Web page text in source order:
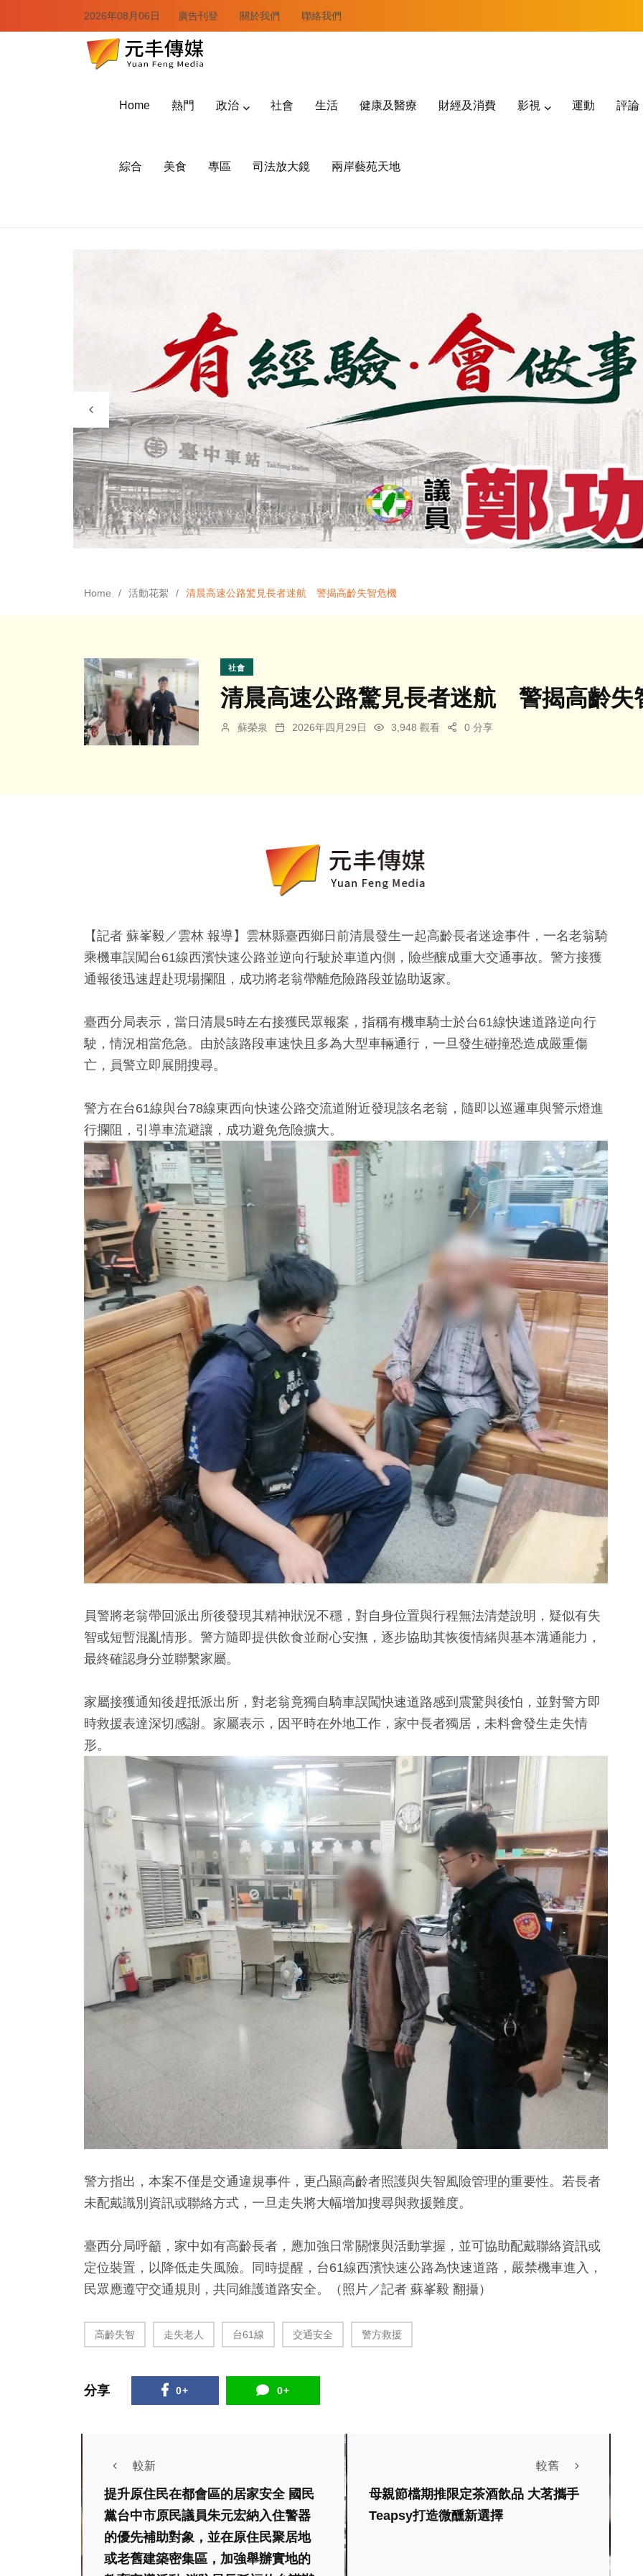
2026年08月06日 廣告刊登 關於我們 聯絡我們
Home 熱門 政治 社會 生活 健康及醫療 財經及消費 影視 運動 評論
綜合 美食 專區 司法放大鏡 兩岸藝苑天地
Home 活動花絮 清晨高速公路驚見長者迷航 警揭高齡失智危機
社會
清晨高速公路驚見長者迷航 警揭高齡失
蘇榮泉 2026年四月29日 3,948 觀看 0 分享
【記者 蘇峯毅／雲林 報導】雲林縣臺西鄉日前清晨發生一起高齡長者迷途事件，一名老翁騎
乘機車誤闖台61線西濱快速公路並逆向行駛於車道內側，險些釀成重大交通事故。警方接獲
通報後迅速趕赴現場攔阻，成功將老翁帶離危險路段並協助返家。
臺西分局表示，當日清晨5時左右接獲民眾報案，指稱有機車騎士於台61線快速道路逆向行
駛，情況相當危急。由於該路段車速快且多為大型車輛通行，一旦發生碰撞恐造成嚴重傷
亡，員警立即展開搜尋。
警方在台61線與台78線東西向快速公路交流道附近發現該名老翁，隨即以巡邏車與警示燈進
行攔阻，引導車流避讓，成功避免危險擴大。
員警將老翁帶回派出所後發現其精神狀況不穩，對自身位置與行程無法清楚說明，疑似有失
智或短暫混亂情形。警方隨即提供飲食並耐心安撫，逐步協助其恢復情緒與基本溝通能力，
最終確認身分並聯繫家屬。
家屬接獲通知後趕抵派出所，對老翁竟獨自騎車誤闖快速道路感到震驚與後怕，並對警方即
時救援表達深切感謝。家屬表示，因平時在外地工作，家中長者獨居，未料會發生走失情
形。
警方指出，本案不僅是交通違規事件，更凸顯高齡者照護與失智風險管理的重要性。若長者
未配戴識別資訊或聯絡方式，一旦走失將大幅增加搜尋與救援難度。
臺西分局呼籲，家中如有高齡長者，應加強日常關懷與活動掌握，並可協助配戴聯絡資訊或
定位裝置，以降低走失風險。同時提醒， 台61線西濱快速公路為快速道路，嚴禁機車進入，
民眾應遵守交通規則，共同維護道路安全。（照片／記者 蘇峯毅 翻攝）
高齡失智 走失老人 台61線 交通安全 警方救援
分享 0+ 0+
較新
提升原住民在都會區的居家安全 國民
黨台中市原民議員朱元宏納入住警器
的優先補助對象，並在原住民聚居地
或老舊建築密集區，加強舉辦實地的
較舊
母親節檔期推限定茶酒飲品 大茗攜手
Teapsy打造微醺新選擇
+
兩岸
1506+
社會
1252+
政治
290+
藝文
450+
旅遊
758+ 184+
運動
73+
影視
380
熱門
1+
2023金鐘獎
14+
海峽論壇專區
5
兩岸佛教文化
流專區